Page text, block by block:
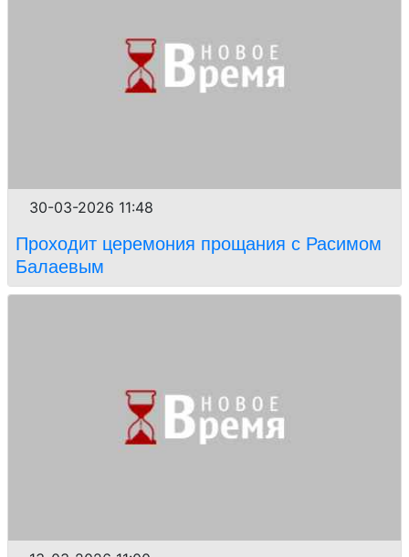
30-03-2026 11:48
Проходит церемония прощания с Расимом
Балаевым